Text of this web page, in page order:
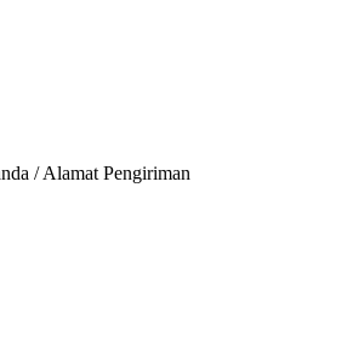
/ Alamat Pengiriman